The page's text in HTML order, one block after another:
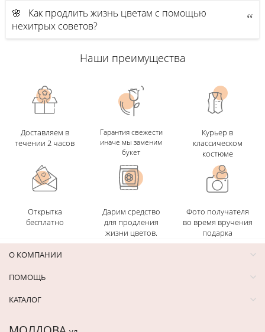
🌸 Как продлить жизнь цветам с помощью
нехитрых советов?
Наши преимущества
Доставляем в
течении 2 часов
Гарантия свежести
иначе мы заменим
букет
Курьер в
классическом
костюме
Открытка
бесплатно
Дарим средство
для продления
жизни цветов.
Фото получателя
во время вручения
подарка
О КОМПАНИИ
ПОМОЩЬ
КАТАЛОГ